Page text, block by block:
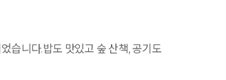
습니다.밥도 맛있고 숲 산책, 공기도